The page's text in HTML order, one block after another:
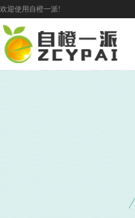
欢迎使用自橙一派!